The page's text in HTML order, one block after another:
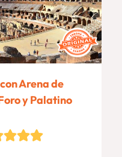
Arena de
y Palatino